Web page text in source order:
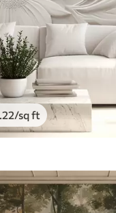
.22/sq ft